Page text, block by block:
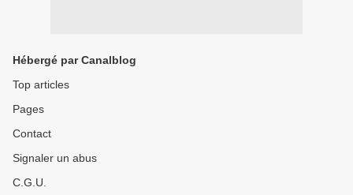
Hébergé par Canalblog
Top articles
Pages
Contact
Signaler un abus
C.G.U.